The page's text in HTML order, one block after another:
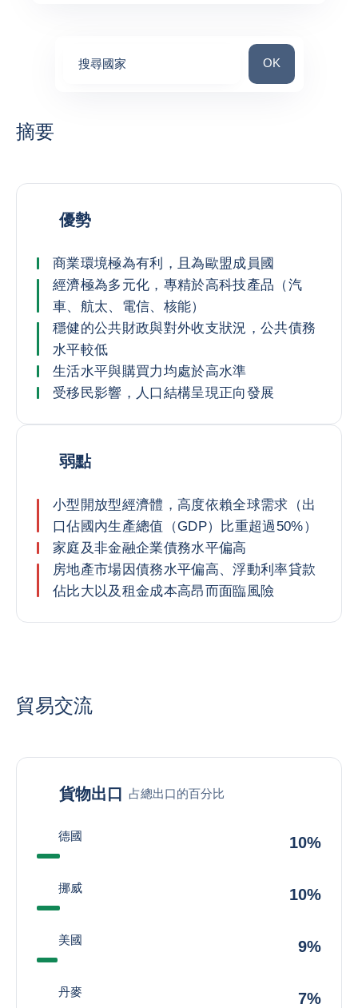
搜尋國家 搜尋國家
OK
摘要
優勢
商業環境極為有利，且為歐盟成員國
經濟極為多元化，專精於高科技產品（汽
車、航太、電信、核能）
穩健的公共財政與對外收支狀況，公共債務
水平較低
生活水平與購買力均處於高水準
受移民影響，人口結構呈現正向發展
弱點
小型開放型經濟體，高度依賴全球需求（出
口佔國內生產總值（GDP）比重超過50%）
家庭及非金融企業債務水平偏高
房地產市場因債務水平偏高、浮動利率貸款
佔比大以及租金成本高昂而面臨風險
貿易交流
貨物出口 占總出口的百分比
德國 10%
挪威 10%
美國 9%
丹麥 7%